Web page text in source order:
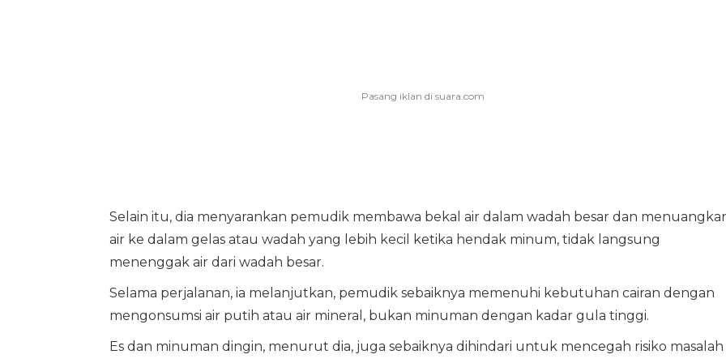
Selain itu, dia menyarankan pemudik membawa bekal air dalam wadah besar dan
air ke dalam gelas atau wadah yang lebih kecil ketika hendak minum, tidak langsung
menenggak air dari wadah besar.
Selama perjalanan, ia melanjutkan, pemudik sebaiknya memenuhi kebutuhan cairan dengan
mengonsumsi air putih atau air mineral, bukan minuman dengan kadar gula tinggi.
Es dan minuman dingin, menurut dia, juga sebaiknya dihindari untuk mencegah risiko masalah